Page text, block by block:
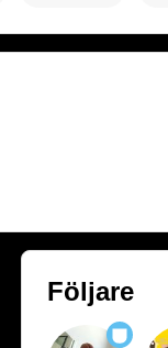
Följare